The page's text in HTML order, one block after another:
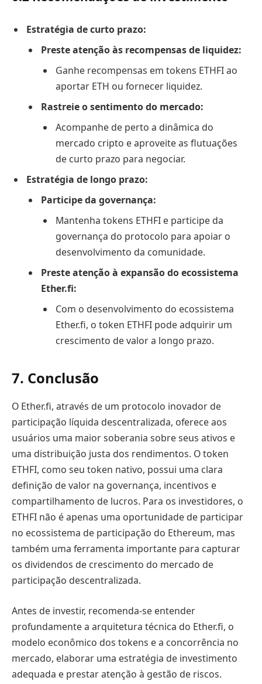
Estratégia de curto prazo:
Preste atenção às recompensas de liquidez:
Ganhe recompensas em tokens ETHFI ao
aportar ETH ou fornecer liquidez.
Rastreie o sentimento do mercado:
Acompanhe de perto a dinâmica do
mercado cripto e aproveite as flutuações
de curto prazo para negociar.
Estratégia de longo prazo:
Participe da governança:
Mantenha tokens ETHFI e participe da
governança do protocolo para apoiar o
desenvolvimento da comunidade.
Preste atenção à expansão do ecossistema
Ether.fi:
Com o desenvolvimento do ecossistema
Ether.fi, o token ETHFI pode adquirir um
crescimento de valor a longo prazo.
7. Conclusão
O Ether.fi, através de um protocolo inovador de
participação líquida descentralizada, oferece aos
usuários uma maior soberania sobre seus ativos e
uma distribuição justa dos rendimentos. O token
ETHFI, como seu token nativo, possui uma clara
definição de valor na governança, incentivos e
compartilhamento de lucros. Para os investidores, o
ETHFI não é apenas uma oportunidade de participar
no ecossistema de participação do Ethereum, mas
também uma ferramenta importante para capturar
os dividendos de crescimento do mercado de
participação descentralizada.
Antes de investir, recomenda-se entender
profundamente a arquitetura técnica do Ether.fi, o
modelo econômico dos tokens e a concorrência no
mercado, elaborar uma estratégia de investimento
adequada e prestar atenção à gestão de riscos.